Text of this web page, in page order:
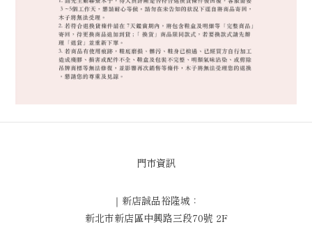
門市資訊
｜新店誠品裕隆城：
新北市新店區中興路三段70號 2F